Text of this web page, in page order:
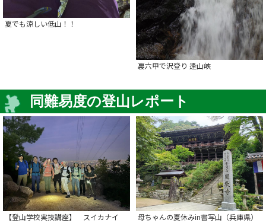
夏でも涼しい低山！！
裏六甲で沢登り 逢山峡
同難易度の登山レポート
【登山学校実技講座】 スイカナイ
母ちゃんの夏休みin書写山（兵庫県）